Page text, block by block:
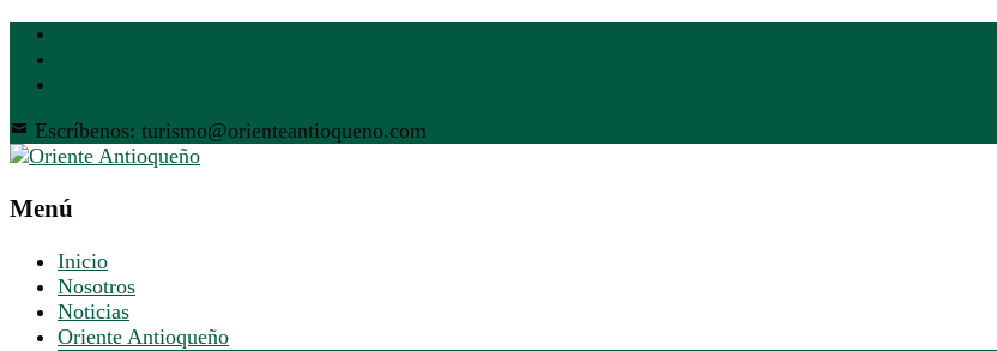
Escríbenos: turismo@orienteantioqueno.com
Menú
Inicio
Nosotros
Noticias
Oriente Antioqueño